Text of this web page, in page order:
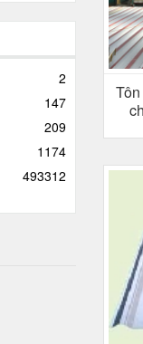
2
147
209
1174
493312